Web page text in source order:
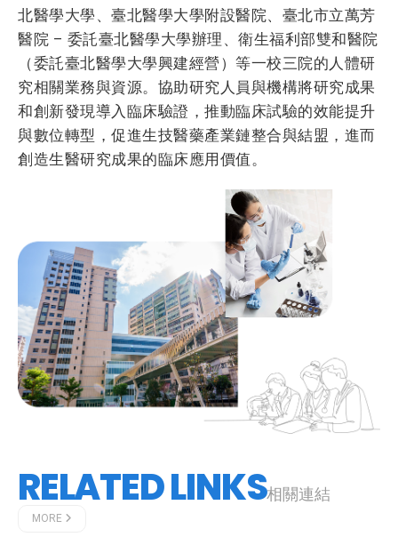
北醫學大學、臺北醫學大學附設醫院、臺北市立萬芳
醫院 – 委託臺北醫學大學辦理、衛生福利部雙和醫院
（委託臺北醫學大學興建經營）等一校三院的人體研
究相關業務與資源。協助研究人員與機構將研究成果
和創新發現導入臨床驗證，推動臨床試驗的效能提升
與數位轉型，促進生技醫藥產業鏈整合與結盟，進而
創造生醫研究成果的臨床應用價值。
RELATED LINKS相關連結
MORE